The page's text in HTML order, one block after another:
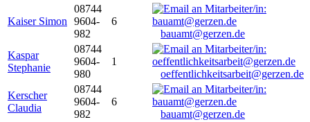
Kaiser Simon
08744
9604-
982
6
bauamt@gerzen.de
Kaspar
Stephanie
08744
9604-
980
1
oeffentlichkeitsarbeit@gerzen.de
Kerscher
Claudia
08744
9604-
982
6
bauamt@gerzen.de